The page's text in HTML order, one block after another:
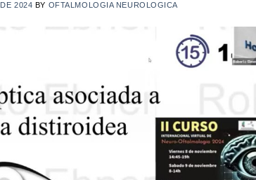
2024 BY OFTALMOLOGIA NEUROLOGICA